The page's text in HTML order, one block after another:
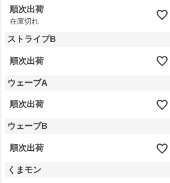
順次出荷
在庫切れ
ストライプB
順次出荷
ウェーブA
順次出荷
ウェーブB
順次出荷
くまモン